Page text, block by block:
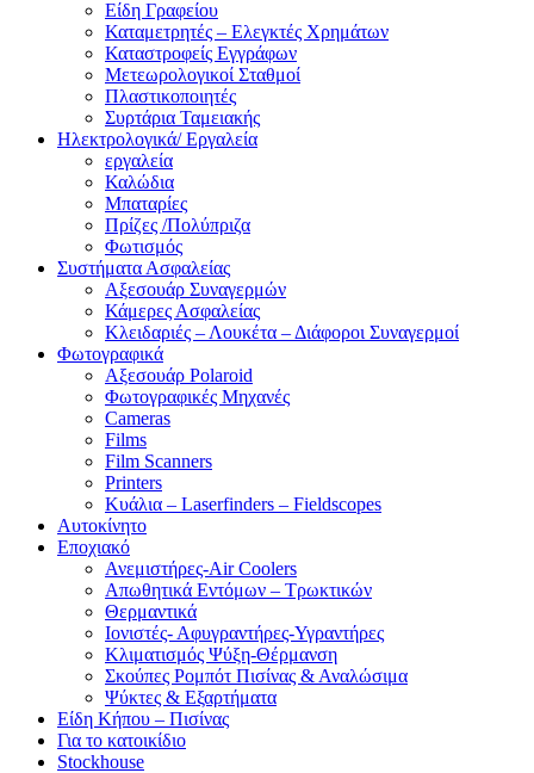
Είδη Γραφείου
Καταμετρητές – Ελεγκτές Χρημάτων
Καταστροφείς Εγγράφων
Μετεωρολογικοί Σταθμοί
Πλαστικοποιητές
Συρτάρια Ταμειακής
Ηλεκτρολογικά/ Εργαλεία
εργαλεία
Καλώδια
Μπαταρίες
Πρίζες /Πολύπριζα
Φωτισμός
Συστήματα Ασφαλείας
Αξεσουάρ Συναγερμών
Κάμερες Ασφαλείας
Κλειδαριές – Λουκέτα – Διάφοροι Συναγερμοί
Φωτογραφικά
Αξεσουάρ Polaroid
Φωτογραφικές Μηχανές
Cameras
Films
Film Scanners
Printers
Κυάλια – Laserfinders – Fieldscopes
Αυτοκίνητο
Εποχιακό
Ανεμιστήρες-Air Coolers
Απωθητικά Εντόμων – Τρωκτικών
Θερμαντικά
Ιονιστές- Αφυγραντήρες-Υγραντήρες
Κλιματισμός Ψύξη-Θέρμανση
Σκούπες Ρομπότ Πισίνας & Αναλώσιμα
Ψύκτες & Εξαρτήματα
Είδη Κήπου – Πισίνας
Για το κατοικίδιο
Stockhouse